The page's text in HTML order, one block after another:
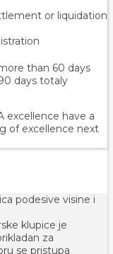
or liquidation
than 60 days
days totaly
excellence have a
of excellence next
podesive visine i
klupice je
za
se pristupa